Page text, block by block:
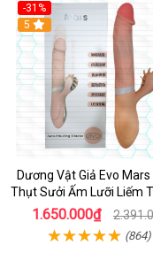
-31%
5
Dương Vật Giả Evo Mars
Thụt Sưởi Ấm Lưỡi Liếm
1.650.000₫
(864)